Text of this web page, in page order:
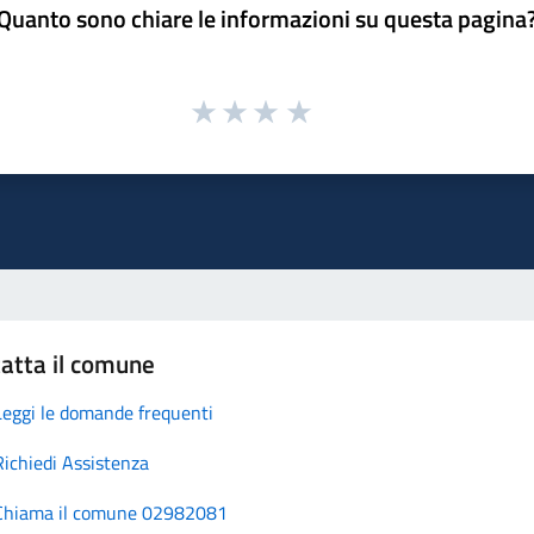
sono chiare le informazioni su questa
il comune
le domande frequenti
Assistenza
il comune 02982081